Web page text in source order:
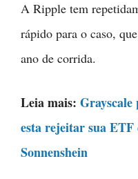
A Ripple tem
rápido para o caso,
ano de corrida.
Leia mais: Grayscale
esta rejeitar sua
Sonnenshein